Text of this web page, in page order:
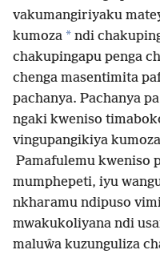
vakumangiriyaku
kumoza * ndi
chakupingapu penga
chenga masentimita
pachanya. Pachanya
ngaki kweniso
vingupangikiya kumoza
Pamafulemu kweniso
mumphepeti, iyu
nkharamu ndipuso
mwakukoliyana ndi
maluŵa kuzunguliza